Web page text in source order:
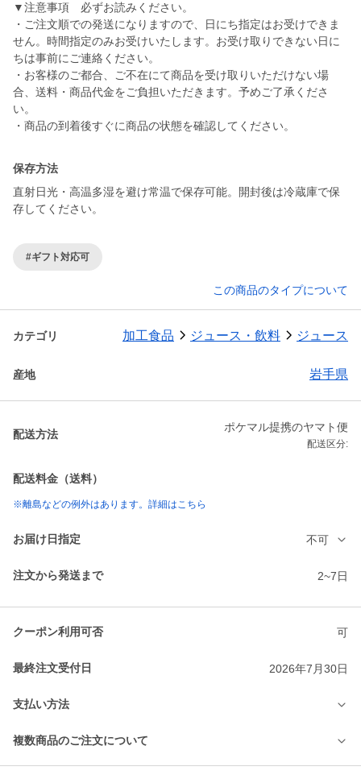
▼注意事項 必ずお読みください。
・ご注文順での発送になりますので、日にち指定はお受けできま
せん。時間指定のみお受けいたします。お受け取りできない日に
ちは事前にご連絡ください。
・お客様のご都合、ご不在にて商品を受け取りいただけない場
合、送料・商品代金をご負担いただきます。予めご了承くださ
い。
・商品の到着後すぐに商品の状態を確認してください。
保存方法
直射日光・高温多湿を避け常温で保存可能。開封後は冷蔵庫で保
存してください。
#ギフト対応可
この商品のタイプについて
カテゴリ 加工食品 ジュース・飲料 ジュース
産地 岩手県
配送方法
ポケマル提携のヤマト便
配送区分:
配送料金（送料）
※離島などの例外はあります。詳細はこちら
お届け日指定 不可
注文から発送まで 2~7日
クーポン利用可否 可
最終注文受付日 2026年7月30日
支払い方法
複数商品のご注文について